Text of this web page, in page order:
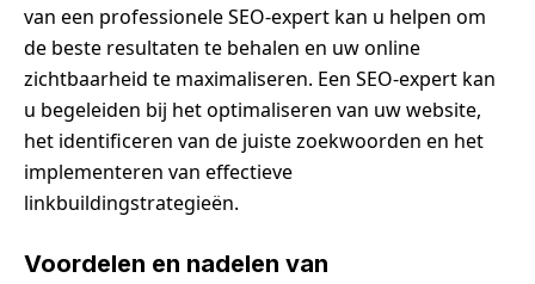
van een professionele SEO-expert kan u helpen om
de beste resultaten te behalen en uw online
zichtbaarheid te maximaliseren. Een SEO-expert kan
u begeleiden bij het optimaliseren van uw website,
het identificeren van de juiste zoekwoorden en het
implementeren van effectieve
linkbuildingstrategieën.
Voordelen en nadelen van